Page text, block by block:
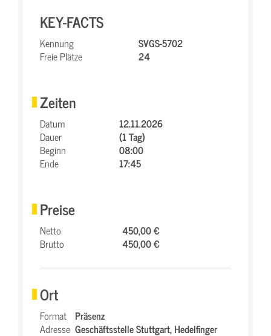
KEY-FACTS
Kennung
SVGS-5702
Freie Plätze
24
Zeiten
Datum
12.11.2026
Dauer
(1 Tag)
Beginn
08:00
Ende
17:45
Preise
Netto
450,00 €
Brutto
450,00 €
Ort
Format Präsenz
Adresse Geschäftsstelle Stuttgart,Hedelfinger